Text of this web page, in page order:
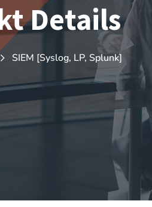
Details
SIEM [Syslog, LP, Splunk]